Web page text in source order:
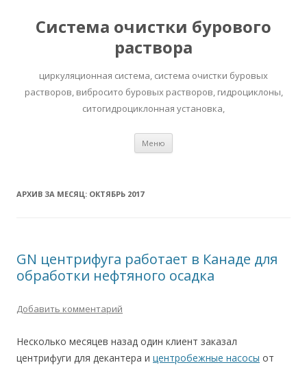
Система очистки бурового
раствора
циркуляционная система, система очистки буровых
растворов, вибросито буровых растворов, гидроциклоны,
ситогидроциклонная установка,
Меню
АРХИВ ЗА МЕСЯЦ: ОКТЯБРЬ 2017
GN центрифуга работает в Канаде для
обработки нефтяного осадка
Добавить комментарий
Несколько месяцев назад один клиент заказал
центрифуги для декантера и центробежные насосы от